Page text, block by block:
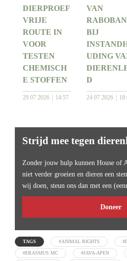
DIERPROEF
VRIJE
ROUTE IN
VOOR
TESTEN
CHEMISCH
E STOFFEN
29 07 2026 14:57
VAN
BIJ
UDING
D
24 07 2026
Strijd mee tegen
Zonder jouw hulp kunnen House of
niet verder groeien en dieren een
wij doen, steun ons dan met een
Doneer
TAGS #ANIMAL RIGHTS
#ERASMUS MC #JAVA-APEN